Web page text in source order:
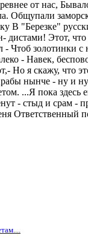
от нас,
В "Березке"
дистами! Этот,
золотинки с
- Навек,
Но я скажу, что
нынче - ну
...Я пока
- стыд и срам -
Ответственный